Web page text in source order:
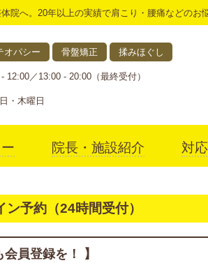
院へ。20年以上の実績で肩こり・腰痛などのお
オパシー 骨盤矯正 揉みほぐし
12:00／13:00 - 20:00（最終受付）
・木曜日
院長・施設紹介 対
アクセス
ン予約（24時間受付）
会員登録を！ 】